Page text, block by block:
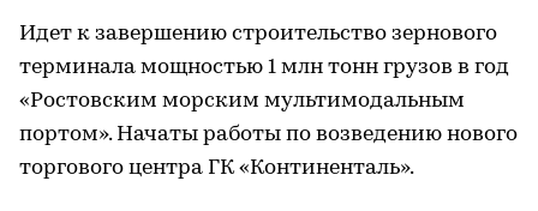
Идет к завершению строительство зернового
терминала мощностью 1 млн тонн грузов в год
«Ростовским морским мультимодальным
портом». Начаты работы по возведению нового
торгового центра ГК «Континенталь».